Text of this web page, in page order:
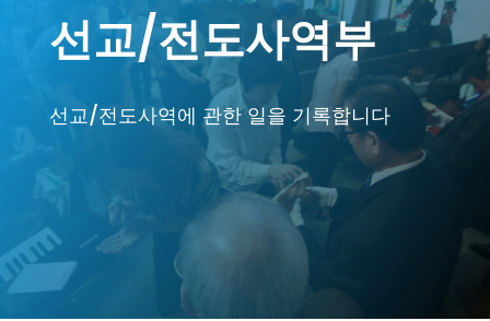
선교/전도사역부
선교/전도사역에 관한 일을 기록합니다